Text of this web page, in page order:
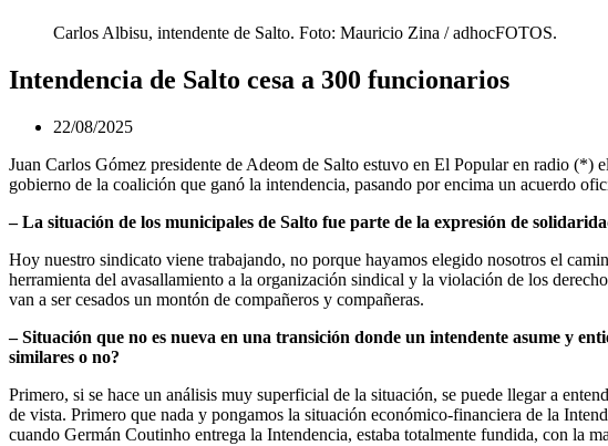
Carlos Albisu, intendente de Salto. Foto: Mauricio Zina / adhocFOTOS.
Intendencia de Salto cesa a 300 funcionarios
22/08/2025
Juan Carlos Gómez presidente de Adeom de Salto estuvo en El Popular en radio (*)
gobierno de la coalición que ganó la intendencia, pasando por encima un acuerdo
– La situación de los municipales de Salto fue parte de la expresión de
Hoy nuestro sindicato viene trabajando, no porque hayamos elegido nosotros el
herramienta del avasallamiento a la organización sindical y la violación de los
van a ser cesados un montón de compañeros y compañeras.
– Situación que no es nueva en una transición donde un intendente asume y
similares o no?
Primero, si se hace un análisis muy superficial de la situación, se puede llegar a
de vista. Primero que nada y pongamos la situación económico-financiera de la
cuando Germán Coutinho entrega la Intendencia, estaba totalmente fundida, con la